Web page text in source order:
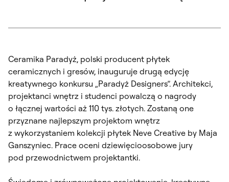
Ceramika Paradyż, polski producent płytek
ceramicznych i gresów, inauguruje drugą edycję
kreatywnego konkursu „Paradyż Designers”. Architekci,
projektanci wnętrz i studenci powalczą o nagrody
o łącznej wartości aż 110 tys. złotych. Zostaną one
przyznane najlepszym projektom wnętrz
z wykorzystaniem kolekcji płytek Neve Creative by Maja
Ganszyniec. Prace oceni dziewięcioosobowe jury
pod przewodnictwem projektantki.